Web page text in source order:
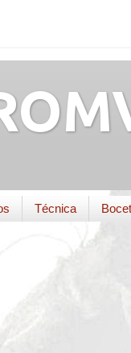
Técnica